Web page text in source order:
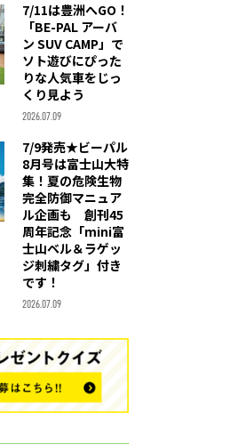
7/11は豊洲へGO！
「BE-PAL アーバ
ン SUV CAMP」で
ソト遊びにぴった
りな人気車をじっ
くり見よう
2026.07.09
7/9発売★ビーパル
8月号は富士山大特
集！夏の危険生物
完全防御マニュア
ル企画も 創刊45
周年記念「mini富
士山ベル＆ラゲッ
ジ刺繍タグ」付き
です！
2026.07.09